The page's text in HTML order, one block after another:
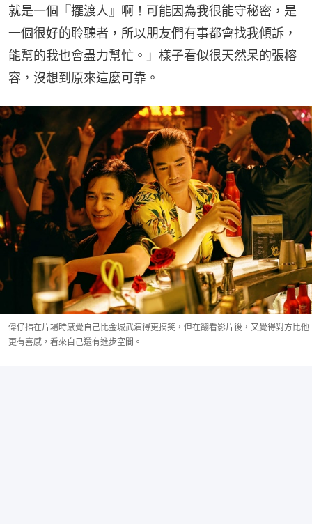
就是一個『擺渡人』啊！可能因為我很能守秘密，是
一個很好的聆聽者，所以朋友們有事都會找我傾訴，
能幫的我也會盡力幫忙。」樣子看似很天然呆的張榕
容，沒想到原來這麼可靠。
偉仔指在片場時感覺自己比金城武演得更搞笑，但在翻看影片後，又覺得對方比他
更有喜感，看來自己還有進步空間。